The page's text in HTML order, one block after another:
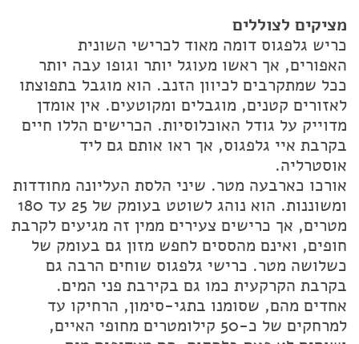
מציקים לצוללים
כריש גלפגוס דומה מאוד לכרישי השונית
האפורים, אך ראשו מעוגל יותר וגופו עבה יותר
ככל שמתקרבים לכיוון הזנב. הוא מוגבל בתפוצתו
לאזורים קטנים, מוגבלים ומקוטעים. אין אומדן
מדוייק על גודל האוכלוסיות. הכרישים הללו חיים
בקרבת איי גלפגוס, אך ראו אותם גם ליד
אוסטרליה.
אורכו כארבעה מטר. שיני הלסת העליונה מחודדות
ומשוננות. הוא נוהג לשוטט בעומק של 25 עד 180
מטרים, אך כרישים צעירים ממין זה מגיעים לקרבת
חופים, ואינם מהססים לחפש מזון גם בעומק של
כשלושה מטר. כרישי גלפגוס שוחים הרבה גם
בקרבת הקרקעית כמו גם בקירבת פני המים.
אחדים מהם, שסומנו בתגי-סימון, הרחיקו עד
למרחקים של כ-50 קילומטרים מחופי האיים,